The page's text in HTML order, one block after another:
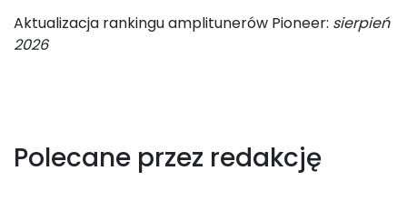
Aktualizacja rankingu amplitunerów Pioneer: sierpień
2026
Polecane przez redakcję